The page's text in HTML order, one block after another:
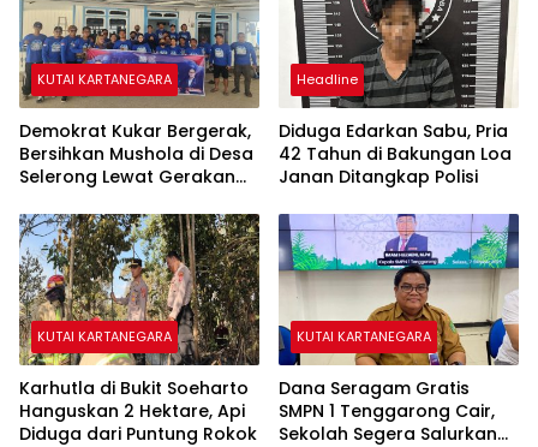
KUTAI KARTANEGARA
Demokrat Kukar Bergerak,
Bersihkan Mushola di Desa
Selerong Lewat Gerakan
Headline
Diduga Edarkan Sabu, Pria
42 Tahun di Bakungan Loa
Janan Ditangkap Polisi
KUTAI KARTANEGARA
Karhutla di Bukit Soeharto
Hanguskan 2 Hektare, Api
Diduga dari Puntung Rokok
KUTAI KARTANEGARA
Dana Seragam Gratis
SMPN 1 Tenggarong Cair,
Sekolah Segera Salurkan